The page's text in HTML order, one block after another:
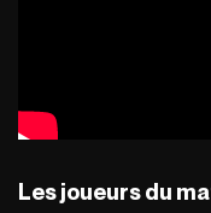
Les joueurs du